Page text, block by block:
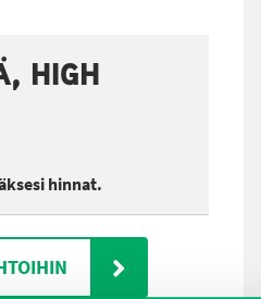
HIGH
hinnat.